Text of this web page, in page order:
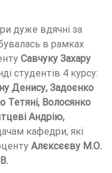
дуже вдячні за
в рамках
Савчуку Захару
студентів 4 курсу:
Денису, Задоєнко
Тетяні, Волосянко
Андрію,
кафедри, які
Алєксєєву М.О.